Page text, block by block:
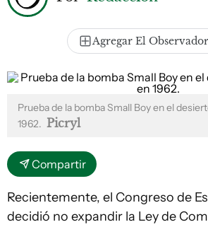
Agregar El
Prueba de la bomba Small Boy en el
1962. Picryl
Compartir
Recientemente, el Congreso de
decidió no expandir la Ley de